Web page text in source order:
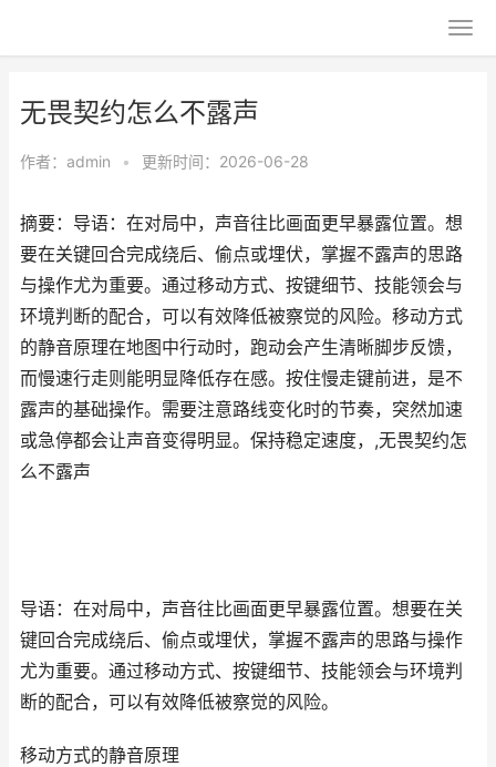
无畏契约怎么不露声
作者： admin • 更新时间：2026-06-28
摘要：导语：在对局中，声音往比画面更早暴露位置。想
要在关键回合完成绕后、偷点或埋伏，掌握不露声的思路
与操作尤为重要。通过移动方式、按键细节、技能领会与
环境判断的配合，可以有效降低被察觉的风险。移动方式
的静音原理在地图中行动时，跑动会产生清晰脚步反馈，
而慢速行走则能明显降低存在感。按住慢走键前进，是不
露声的基础操作。需要注意路线变化时的节奏，突然加速
或急停都会让声音变得明显。保持稳定速度，,无畏契约怎
么不露声
导语：在对局中，声音往比画面更早暴露位置。想要在关
键回合完成绕后、偷点或埋伏，掌握不露声的思路与操作
尤为重要。通过移动方式、按键细节、技能领会与环境判
断的配合，可以有效降低被察觉的风险。
移动方式的静音原理